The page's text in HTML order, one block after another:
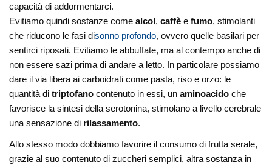
capacità di addormentarci.
Evitiamo quindi sostanze comealcol,caffè efumo, stimolanti
che riducono le fasi disonno profondo, ovvero quelle basilari per
sentirci riposati. Evitiamo le abbuffate, ma al contempo anche di
non essere sazi prima di andare a letto. In particolare possiamo
dare il via libera ai carboidrati come pasta, riso e orzo: le
quantità di triptofano contenuto in essi, unaminoacido che
favorisce la sintesi della serotonina, stimolano a livello cerebrale
una sensazione di rilassamento.
Allo stesso modo dobbiamo favorire il consumo di frutta serale,
grazie al suo contenuto di zuccheri semplici, altra sostanza in